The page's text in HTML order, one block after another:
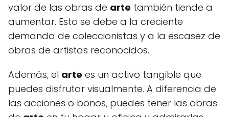
valor de las obras de arte también tiende a
aumentar. Esto se debe a la creciente
demanda de coleccionistas y a la escasez de
obras de artistas reconocidos.
Además, el arte es un activo tangible que
puedes disfrutar visualmente. A diferencia de
las acciones o bonos, puedes tener las obras